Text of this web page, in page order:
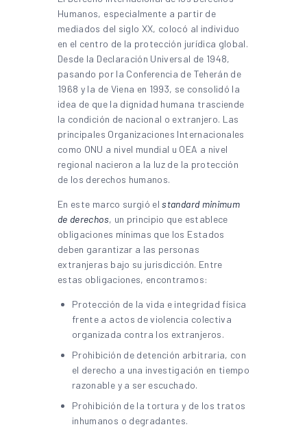
Humanos, especialmente a partir de
mediados del siglo XX, colocó al individuo
en el centro de la protección jurídica global.
Desde la Declaración Universal de 1948,
pasando por la Conferencia de Teherán de
1968 y la de Viena en 1993, se consolidó la
idea de que la dignidad humana trasciende
la condición de nacional o extranjero. Las
principales Organizaciones Internacionales
como ONU a nivel mundial u OEA a nivel
regional nacieron a la luz de la protección
de los derechos humanos.
En este marco surgió el standard minimum
de derechos, un principio que establece
obligaciones mínimas que los Estados
deben garantizar a las personas
extranjeras bajo su jurisdicción. Entre
estas obligaciones, encontramos:
Protección de la vida e integridad física
frente a actos de violencia colectiva
organizada contra los extranjeros.
Prohibición de detención arbitraria, con
el derecho a una investigación en tiempo
razonable y a ser escuchado.
Prohibición de la tortura y de los tratos
inhumanos o degradantes.